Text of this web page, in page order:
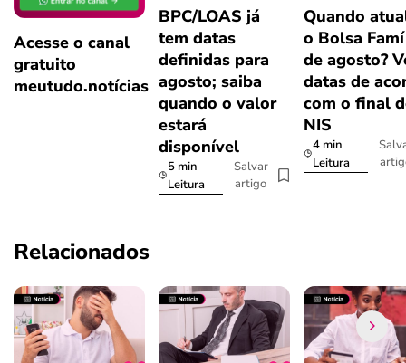
Acesse o canal
gratuito
meutudo.notícias
BPC/LOAS já
tem datas
definidas para
agosto; saiba
quando o valor
estará
disponível
5 min
Leitura
Salvar
artigo
Quando
o Bolsa
de agosto?
datas de
com o final
NIS
4 min
Leitura
Relacionados